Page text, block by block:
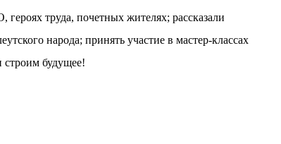
труда, почетных жителях; рассказали
народа; принять участие в мастер-классах
строим будущее!